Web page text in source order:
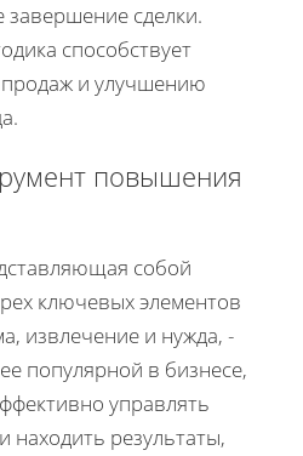
сделки.
способствует
и улучшению
повышения
собой
ключевых элементов
извлечение и нужда, -
популярной в бизнесе,
управлять
находить результаты,